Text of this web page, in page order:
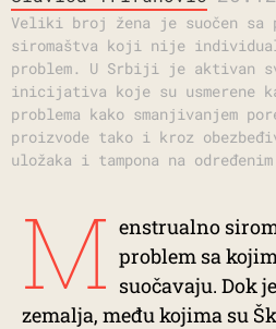
Veliki broj žena je suočen sa
siromaštva koji nije
problem. U Srbiji je aktivan
inicijativa koje su usmerene
problema kako smanjivanjem
proizvode tako i kroz
uložaka i tampona na
M enstrualno
problem sa
suočavaju. Dok
zemalja, među kojima su